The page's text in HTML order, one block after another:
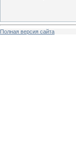
Полная версия сайта